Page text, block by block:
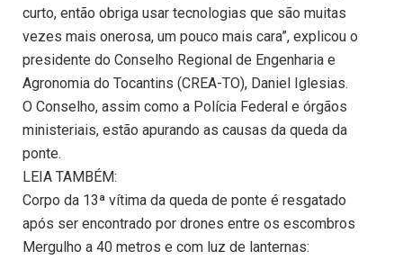
curto, então obriga usar tecnologias que são muitas
vezes mais onerosa, um pouco mais cara”, explicou o
presidente do Conselho Regional de Engenharia e
Agronomia do Tocantins (CREA-TO), Daniel Iglesias.
O Conselho, assim como a Polícia Federal e órgãos
ministeriais, estão apurando as causas da queda da
ponte.
LEIA TAMBÉM:
Corpo da 13ª vítima da queda de ponte é resgatado
após ser encontrado por drones entre os escombros
Mergulho a 40 metros e com luz de lanternas: